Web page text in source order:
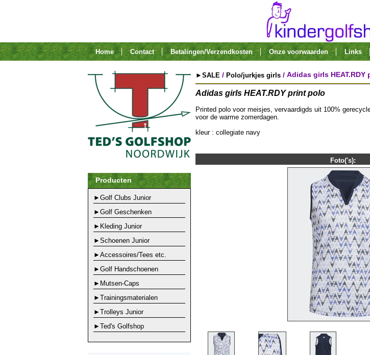
Home Contact Betalingen/Verzendkosten Onze voorwaarden Links
Producten
►Golf Clubs Junior
►Golf Geschenken
►Kleding Junior
►Schoenen Junior
►Accessoires/Tees etc.
►Golf Handschoenen
►Mutsen-Caps
►Trainingsmaterialen
►Trolleys Junior
►Ted's Golfshop
►SALE / Polo/jurkjes girls / Adidas girls HEAT.RDY
Adidas girls HEAT.RDY print polo
Printed polo voor meisjes, vervaardigds uit 100%
voor de warme zomerdagen.
kleur : collegiate navy
Foto('s):